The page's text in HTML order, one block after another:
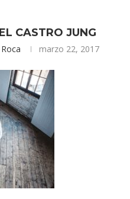
CASTRO JUNG
marzo 22, 2017